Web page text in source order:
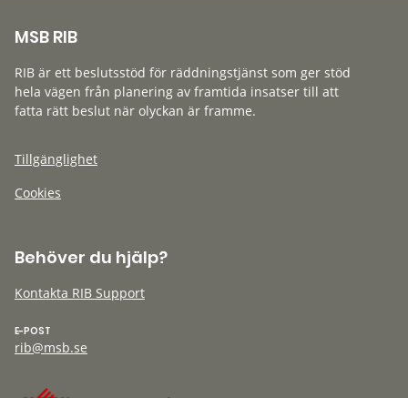
MSB RIB
RIB är ett beslutsstöd för räddningstjänst som ger stöd
hela vägen från planering av framtida insatser till att
fatta rätt beslut när olyckan är framme.
Tillgänglighet
Cookies
Behöver du hjälp?
Kontakta RIB Support
E-POST
rib@msb.se